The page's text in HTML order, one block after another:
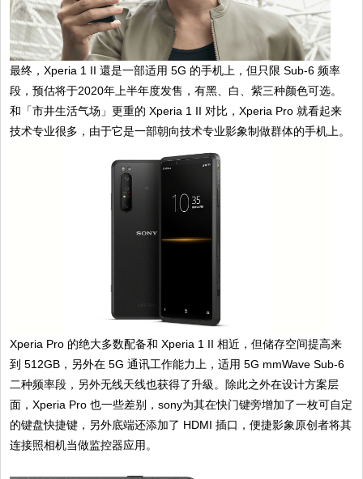
最终，Xperia 1 II 還是一部适用 5G 的手机上，但只限 Sub-6 频率
段，预估将于2020年上半年度发售，有黑、白、紫三种颜色可选。
和「市井生活气场」更重的 Xperia 1 II 对比，Xperia Pro 就看起来
技术专业很多，由于它是一部朝向技术专业影象制做群体的手机上。
Xperia Pro 的绝大多数配备和 Xperia 1 II 相近，但储存空间提高来
到 512GB，另外在 5G 通讯工作能力上，适用 5G mmWave Sub-6
二种频率段，另外无线天线也获得了升級。除此之外在设计方案层
面，Xperia Pro 也一些差别，sony为其在快门键旁增加了一枚可自定
的键盘快捷键，另外底端还添加了 HDMI 插口，便捷影象原创者将其
连接照相机当做监控器应用。